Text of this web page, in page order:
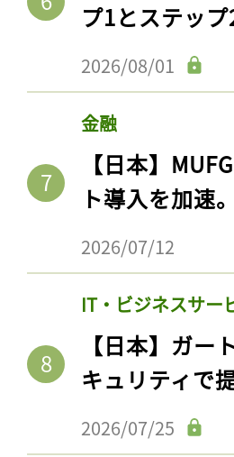
プ1とステッ
2026/08/01
金融
【日本】
ト導入を加速
2026/07/12
IT・ビジネスサー
【日本】ガ
キュリティで
2026/07/25